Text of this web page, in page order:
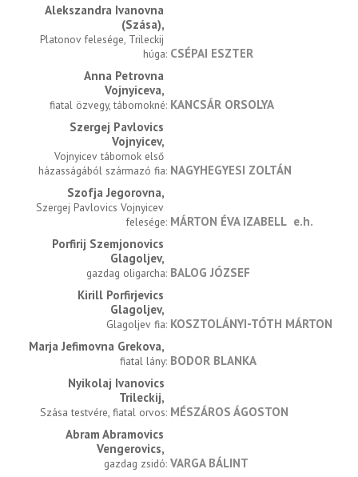
Alekszandra Ivanovna
(Szása)
Platonov felesége, Trileckij
húga CSÉPAI ESZTER
Anna Petrovna
Vojnyiceva
fiatal özvegy, tábornokné KANCSÁR ORSOLYA
Szergej Pavlovics
Vojnyicev
Vojnyicev tábornok első
házasságából származó fia NAGYHEGYESI ZOLTÁN
Szofja Jegorovna
Szergej Pavlovics Vojnyicev
felesége MÁRTON ÉVA IZABELL e.h.
Porfirij Szemjonovics
Glagoljev
gazdag oligarcha BALOG JÓZSEF
Kirill Porfirjevics
Glagoljev
Glagoljev fia KOSZTOLÁNYI-TÓTH MÁRTON
Marja Jefimovna Grekova
fiatal lány BODOR BLANKA
Nyikolaj Ivanovics
Trileckij
Szása testvére, fiatal orvos MÉSZÁROS ÁGOSTON
Abram Abramovics
Vengerovics
gazdag zsidó VARGA BÁLINT